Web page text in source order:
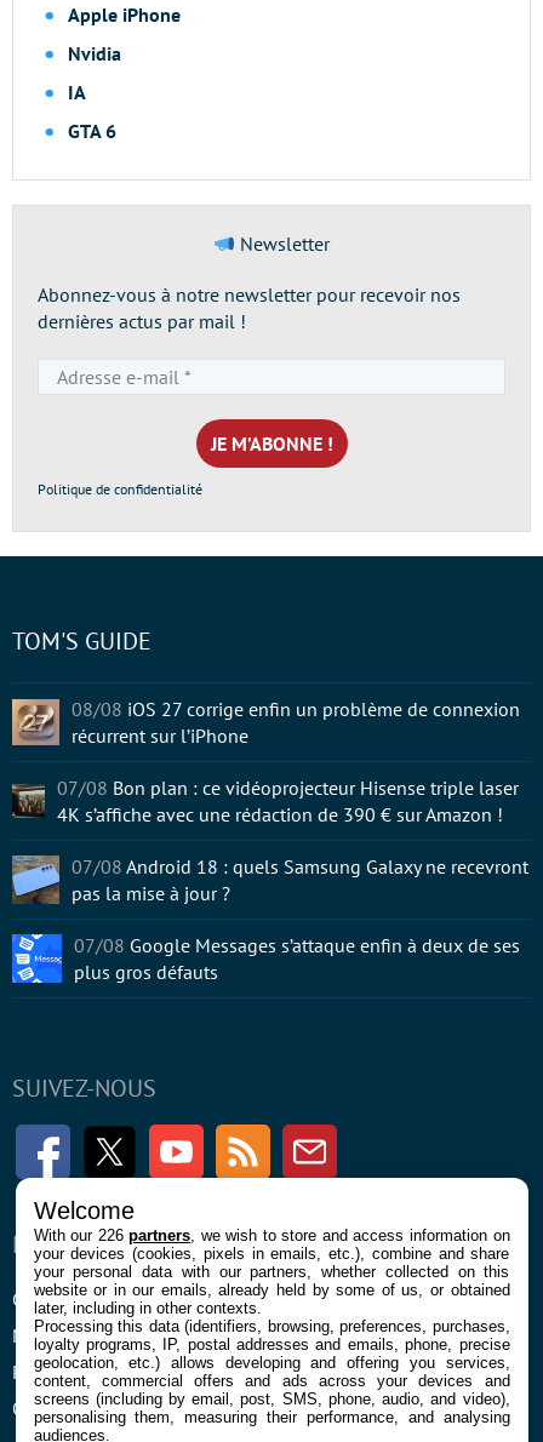
Apple iPhone
Nvidia
IA
GTA 6
Newsletter
Abonnez-vous à notre newsletter pour recevoir nos
dernières actus par mail !
e-
mail
*
Politique de confidentialité
SUIVEZ-NOUS
FacebookTwitter Youtube RSS Newsletter
ENTREPRISE
Confidentialité et Cookies
Mentions légales et CGU
Préférences Cookies
Qui sommes nous
À PROPOS
Contact
TOM'S GUIDE
08/08 iOS 27 corrige enfin un problème de connexion
récurrent sur l’iPhone
07/08 Bon plan : ce vidéoprojecteur Hisense triple laser
4K s’affiche avec une rédaction de 390 € sur Amazon !
07/08 Android 18 : quels Samsung Galaxy ne recevront
pas la mise à jour ?
07/08 Google Messages s’attaque enfin à deux de ses
plus gros défauts
Welcome
With our 226partners , we wish to store and access information on
your devices (cookies, pixels in emails, etc.), combine and share
your personal data with our partners, whether collected on this
website or in our emails, already held by some of us, or obtained
later, including in other contexts.
Processing this data (identifiers, browsing, preferences, purchases,
loyalty programs, IP, postal addresses and emails, phone, precise
geolocation, etc.) allows developing and offering you services,
content, commercial offers and ads across your devices and
screens (including by email, post, SMS, phone, audio, and video),
personalising them, measuring their performance, and analysing
audiences.